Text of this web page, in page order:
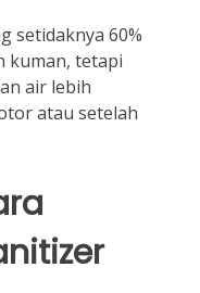
setidaknya 60%
kuman, tetapi
air lebih
atau setelah